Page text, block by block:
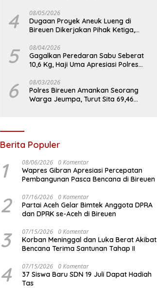
4 08/05/2026
Dugaan Proyek Aneuk Lueng di
Bireuen Dikerjakan Pihak Ketiga,
Juta
5 08/04/2026
Gagalkan Peredaran Sabu Seberat
10,6 Kg, Haji Uma Apresiasi Polres
6 08/03/2026
Polres Bireuen Amankan Seorang
Warga Jeumpa, Turut Sita 69,46
Berita Populer
1 08/06/2026 0 Komentar
Wapres Gibran Apresiasi Percepatan
Pembangunan Pasca Bencana di Bireuen
2 07/16/2026 0 Komentar
Partai Aceh Gelar Bimtek Anggota DPRA
dan DPRK se-Aceh di Bireuen
3 07/15/2026 0 Komentar
Korban Meninggal dan Luka Berat Akibat
Bencana Terima Santunan Tahap II
4 07/15/2026 0 Komentar
37 Siswa Baru SDN 19 Juli Dapat Hadiah
Tas